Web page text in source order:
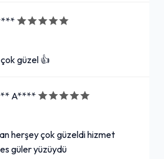
güzel 👍
A****
herşey çok güzeldi hizmet
güler yüzüydü